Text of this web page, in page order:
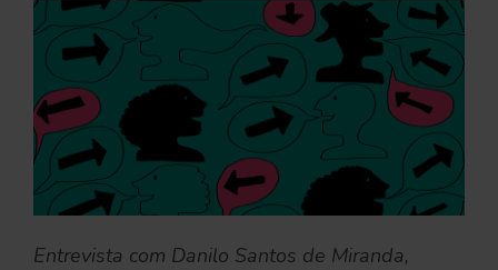
Entrevista com Danilo Santos de Miranda,